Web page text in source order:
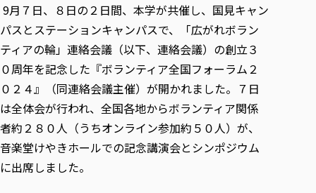
教職員募集
役員・評議員一覧
キャンパス案内
大学広報誌「TFU Newsletter 東北福祉大学通信」
初年次教育（リエゾンゼミⅠ）について
リエゾンゼミ・ナビ（テキスト等）
お役立ち情報（リンク集）
放射線モニタリング測定結果（国見キャンパス）
大学評価
IR情報
学校教育法施行規則第172条の2に基づく情報公開
教職課程における情報の公表
学部・学科等設置計画履行状況報告書
情報公開規程
医療経営管理学科
仏教専修科
大学院
大学院
総合福祉学研究科 社会福祉学専攻 修士課程
総合福祉学研究科 社会福祉学専攻 博士課程
総合福祉学研究科 福祉心理学専攻 修士課程
通信教育部
通信教育部
通信制大学院 総合福祉学研究科 社会福祉学専攻 修士課程
通信制大学院 総合福祉学研究科 福祉心理学専攻 修士課程
カリキュラム（学部・大学院）
進路・就職支援
東北福祉大学のキャリア教育
採用ご担当者様へ
採用ご担当者様へ
センター長の挨拶
求人の受付について
単独学内説明会のご案内
在学生の方
在学生の方
資格取得報奨制度について
東北福祉大学求人・インターンシップ検索サイト（キャリタス
卒業生の方
卒業生の方
卒業後のキャリア支援体制
在学生による訪問、情報提供へのご協力のお願い
よくあるご質問
東北福祉大学のDNA
大学指定団体紹介
海外留学・研修
外国人在学生
Prospective Students
学生支援センター国際交流の活動
スタッフ紹介
東北福祉大学の研究活動
東北福祉大学の研究活動
東北福祉大学の研究紹介
共同研究等をご検討の皆様へ
東北福祉大学の紀要・リポジトリ
東北福祉大学の紀要・リポジトリ
研究紀要
教職研究
東北福祉大学教育・教職センター特別支援教育研究年報一覧
産学・産学官連携
産学・産学官連携
「高齢者のフレイル予防及びデジタルデバイド解消に向けた産
社会貢献・地域連携活動
社会貢献・地域連携活動
生涯教育・キャリア教育TOP
生涯学習・社会人講座
月例TFU実学臨床研究セミナー
特別支援教育研究室
関連法人
取材について
施設利用
9月７日、８日の２日間、本学が共催し、国見キャン
パスとステーションキャンパスで、「広がれボラン
ティアの輪」連絡会議（以下、連絡会議）の創立３
０周年を記念した『ボランティア全国フォーラム２
０２４』（同連絡会議主催）が開かれました。７日
は全体会が行われ、全国各地からボランティア関係
者約２８０人（うちオンライン参加約５０人）が、
音楽堂けやきホールでの記念講演会とシンポジウム
に出席しました。